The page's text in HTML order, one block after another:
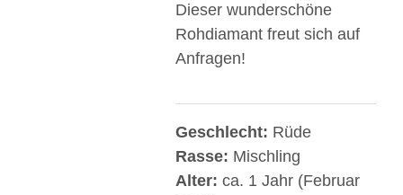
Dieser wunderschöne
Rohdiamant freut sich auf
Anfragen!
Geschlecht: Rüde
Rasse: Mischling
Alter: ca. 1 Jahr (Februar